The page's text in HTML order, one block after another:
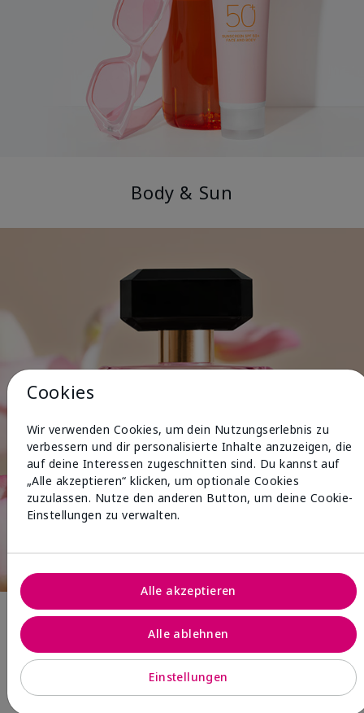
Body & Sun
Parfum
Cookies
Wir verwenden Cookies, um dein Nutzungserlebnis zu
verbessern und dir personalisierte Inhalte anzuzeigen, die
auf deine Interessen zugeschnitten sind. Du kannst auf
„Alle akzeptieren“ klicken, um optionale Cookies
zuzulassen. Nutze den anderen Button, um deine Cookie-
Einstellungen zu verwalten.
Einstellungen
Alle ablehnen
Alle akzeptieren